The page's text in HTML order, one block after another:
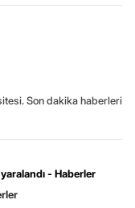
Son dakika haberleri
- Haberler